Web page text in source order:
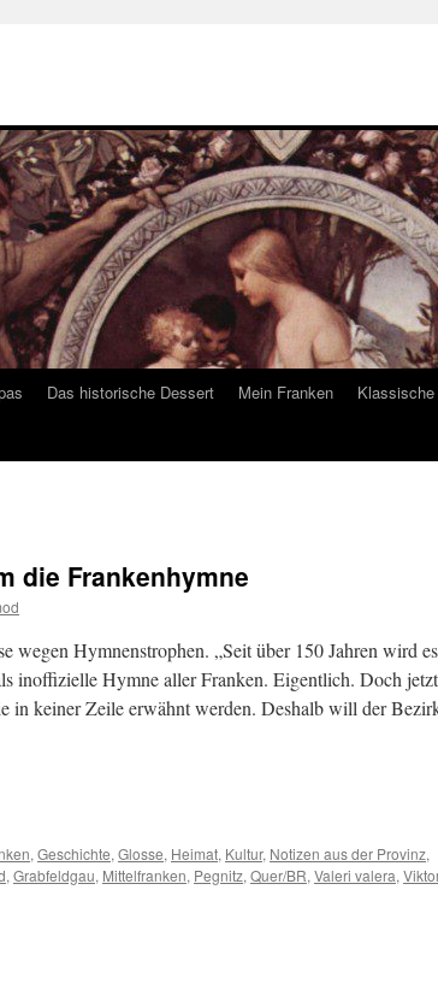
Das historische Dessert Mein Franken
die Frankenhymne
wegen Hymnenstrophen. „Seit über 150 Jahren wird es
inoffizielle Hymne aller Franken. Eigentlich. Doch
in keiner Zeile erwähnt werden. Deshalb will der
,Geschichte,Glosse, Heimat, Kultur, Notizen aus der Provinz,
,Grabfeldgau, Mittelfranken, Pegnitz,Quer/BR,Valeri valera,